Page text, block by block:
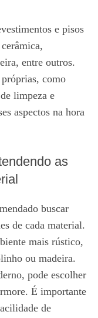
e pisos
entre outros.
como
limpeza e
aspectos na hora
as
buscar
de cada material.
mais rústico,
ou madeira.
pode escolher
É importante
de